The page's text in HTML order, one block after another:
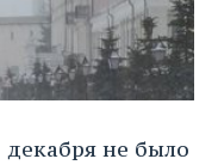
декабря не было